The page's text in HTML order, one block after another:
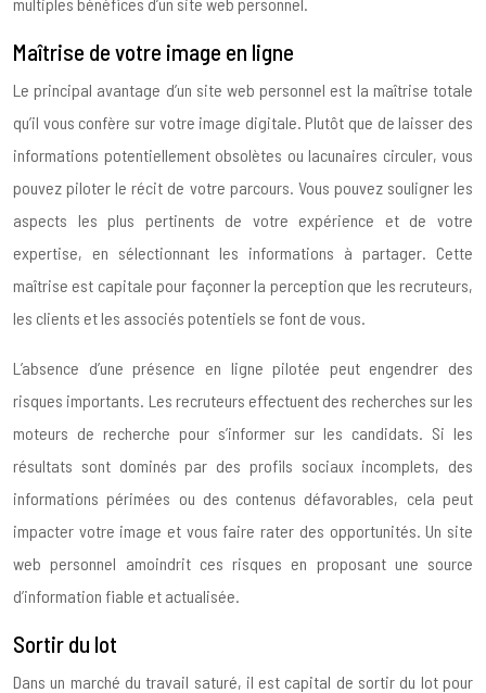
Maîtrise de votre image en ligne
Le principal avantage d’un site web personnel est la maîtrise totale
qu’il vous confère sur votre image digitale. Plutôt que de laisser des
informations potentiellement obsolètes ou lacunaires circuler, vous
pouvez piloter le récit de votre parcours. Vous pouvez souligner les
aspects les plus pertinents de votre expérience et de votre
expertise, en sélectionnant les informations à partager. Cette
maîtrise est capitale pour façonner la perception que les recruteurs,
les clients et les associés potentiels se font de vous.
L’absence d’une présence en ligne pilotée peut engendrer des
risques importants. Les recruteurs effectuent des recherches sur les
moteurs de recherche pour s’informer sur les candidats. Si les
résultats sont dominés par des profils sociaux incomplets, des
informations périmées ou des contenus défavorables, cela peut
impacter votre image et vous faire rater des opportunités. Un site
web personnel amoindrit ces risques en proposant une source
d’information fiable et actualisée.
Sortir du lot
Dans un marché du travail saturé, il est capital de sortir du lot pour